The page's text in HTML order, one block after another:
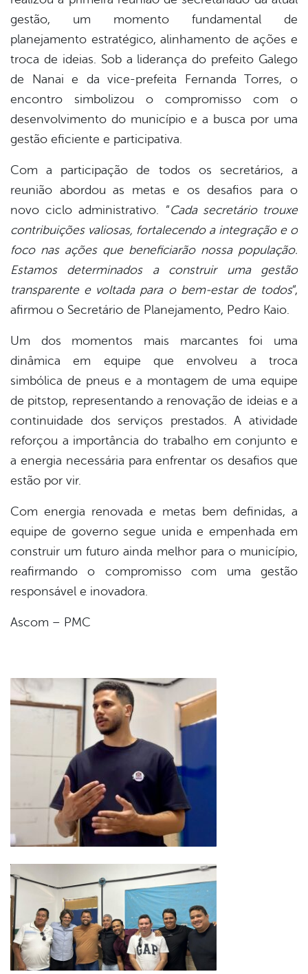
gestão, um momento fundamental de
planejamento estratégico, alinhamento de ações e
troca de ideias. Sob a liderança do prefeito Galego
de Nanai e da vice-prefeita Fernanda Torres, o
encontro simbolizou o compromisso com o
desenvolvimento do município e a busca por uma
gestão eficiente e participativa.
Com a participação de todos os secretários, a
reunião abordou as metas e os desafios para o
novo ciclo administrativo. “Cada secretário trouxe
contribuições valiosas, fortalecendo a integração e o
foco nas ações que beneficiarão nossa população.
Estamos determinados a construir uma gestão
transparente e voltada para o bem-estar de todos“,
afirmou o Secretário de Planejamento, Pedro Kaio.
Um dos momentos mais marcantes foi uma
dinâmica em equipe que envolveu a troca
simbólica de pneus e a montagem de uma equipe
de pitstop, representando a renovação de ideias e a
continuidade dos serviços prestados. A atividade
reforçou a importância do trabalho em conjunto e
a energia necessária para enfrentar os desafios que
estão por vir.
Com energia renovada e metas bem definidas, a
equipe de governo segue unida e empenhada em
construir um futuro ainda melhor para o município,
reafirmando o compromisso com uma gestão
responsável e inovadora.
Ascom – PMC